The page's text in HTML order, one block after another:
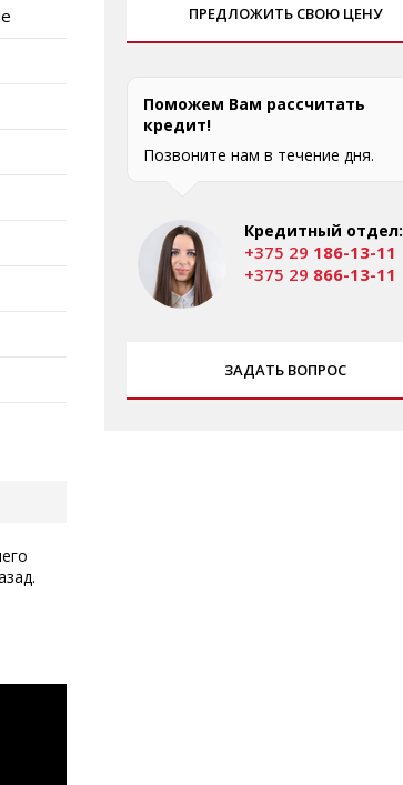
ПРЕДЛОЖИТЬ СВОЮ ЦЕНУ
Поможем Вам рассчитать
кредит!
Позвоните нам в течение дня.
Кредитный отдел:
+375 29 186-13-11
+375 29 866-13-11
ЗАДАТЬ ВОПРОС